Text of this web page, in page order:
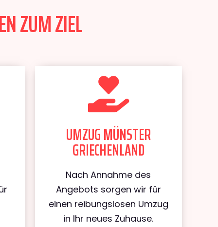
ZUM ZIEL
UMZUG MÜNSTER
GRIECHENLAND
Nach Annahme des
Angebots sorgen wir für
einen reibungslosen Umzug
in Ihr neues Zuhause.